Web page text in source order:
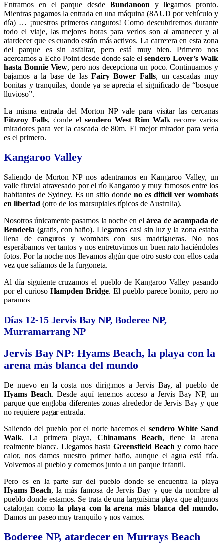
Entramos en el parque desde Bundanoon y llegamos pronto.
Mientras pagamos la entrada en una máquina (8AUD por vehículo y
día) … ¡nuestros primeros canguros! Como descubriremos durante
todo el viaje, las mejores horas para verlos son al amanecer y al
atardecer que es cuando están más activos. La carretera en esta zona
del parque es sin asfaltar, pero está muy bien. Primero nos
acercamos a Echo Point desde donde sale elsendero Lover’s Walk
hasta Bonnie View, pero nos decepciona un poco. Continuamos y
bajamos a la base de lasFairy Bower Falls, un cascadas muy
bonitas y tranquilas, donde ya se aprecia el significado de “bosque
lluvioso”.
La misma entrada del Morton NP vale para visitar las cercanas
Fitzroy Falls, donde elsendero West Rim Walkrecorre varios
miradores para ver la cascada de 80m. El mejor mirador para verla
es el primero.
Kangaroo Valley
Saliendo de Morton NP nos adentramos en Kangaroo Valley, un
valle fluvial atravesado por el río Kangaroo y muy famosos entre los
habitantes de Sydney. Es un sitio donde no es difícil ver wombats
en libertad (otro de los marsupiales típicos de Australia).
Nosotros únicamente pasamos la noche en elárea de acampada de
Bendeela (gratis, con baño). Llegamos casi sin luz y la zona estaba
llena de canguros y wombats con sus madrigueras. No nos
esperábamos ver tantos y nos entretuvimos un buen rato haciéndoles
fotos. Por la noche nos llevamos algún que otro susto con ellos cada
vez que salíamos de la furgoneta.
Al día siguiente cruzamos el pueblo de Kangaroo Valley pasando
por el curiosoHampden Bridge. El pueblo parece bonito, pero no
paramos.
Días 12-15 Jervis Bay NP, Boderee NP,
Murramarrang NP
Jervis Bay NP: Hyams Beach, la playa con la
arena más blanca del mundo
De nuevo en la costa nos dirigimos a Jervis Bay, al pueblo de
Hyams Beach. Desde aquí tenemos acceso a Jervis Bay NP, un
parque que engloba diferentes zonas alrededor de Jervis Bay y que
no requiere pagar entrada.
Saliendo del pueblo por el norte hacemos el sendero White Sand
Walk. La primera playa, Chinamans Beach, tiene la arena
realmente blanca. Llegamos hasta Greensfield Beach y como hace
calor, nos damos nuestro primer baño, aunque el agua está fría.
Volvemos al pueblo y comemos junto a un parque infantil.
Pero es en la parte sur del pueblo donde se encuentra la playa
Hyams Beach, la más famosa de Jervis Bay y que da nombre al
pueblo donde estamos. Se trata de una larguísima playa que algunos
catalogan como la playa con la arena más blanca del mundo.
Damos un paseo muy tranquilo y nos vamos.
Boderee NP, atardecer en Murrays Beach